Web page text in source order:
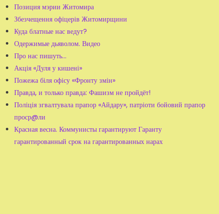
Позиция мэрии Житомира
Збезчещення офіцерів Житомирщини
Куда блатные нас ведут?
Одержимые дьяволом. Видео
Про нас пишуть...
Акція «Дуля у кишені»
Пожежа біля офісу «Фронту змін»
Правда, и только правда: Фашизм не пройдёт!
Поліція згвалтувала прапор «Айдару», патріоти бойовий прапор
проср@ли
Красная весна. Коммунисты гарантируют Гаранту
гарантированный срок на гарантированных нарах